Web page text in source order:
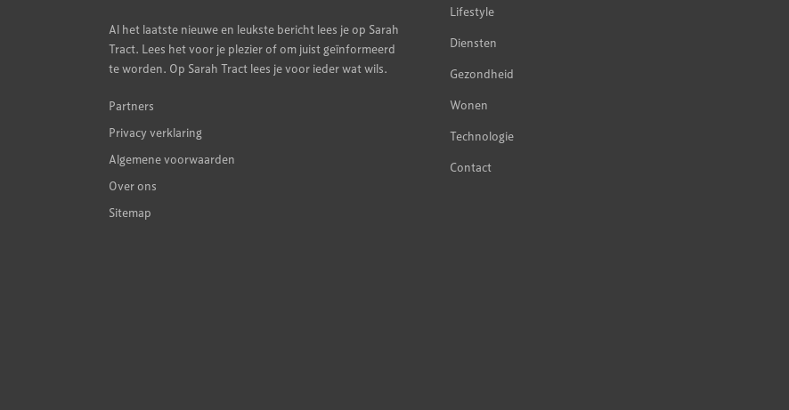
Al het laatste nieuwe en leukste bericht lees je op Sarah
Tract. Lees het voor je plezier of om juist geïnformeerd
te worden. Op Sarah Tract lees je voor ieder wat wils.
Partners
Privacy verklaring
Algemene voorwaarden
Over ons
Sitemap
Lifestyle
Diensten
Gezondheid
Wonen
Technologie
Contact